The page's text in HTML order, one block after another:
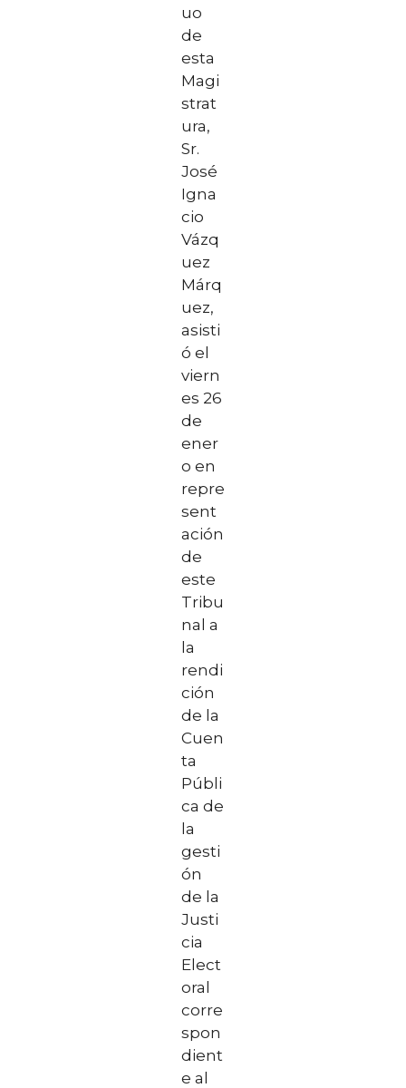
uo
de
esta
Magi
strat
ura,
Sr.
José
Igna
cio
Vázq
uez
Márq
uez,
asisti
ó el
viern
es 26
de
ener
o en
repre
sent
ación
de
este
Tribu
nal a
la
rendi
ción
de la
Cuen
ta
Públi
ca de
la
gesti
ón
de la
Justi
cia
Elect
oral
corre
spon
dient
e al